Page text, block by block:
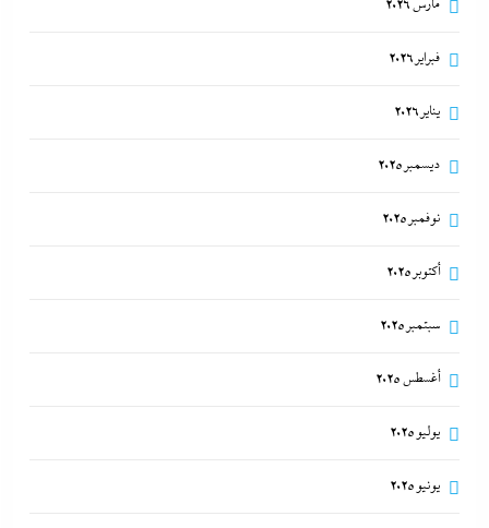
مارس 2026
فبراير 2026
يناير 2026
ديسمبر 2025
نوفمبر 2025
أكتوبر 2025
سبتمبر 2025
أغسطس 2025
يوليو 2025
يونيو 2025